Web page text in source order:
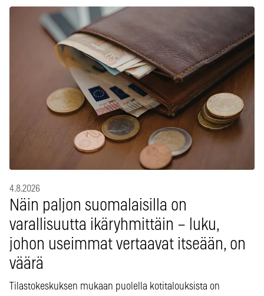
4.8.2026
Näin paljon suomalaisilla on
varallisuutta ikäryhmittäin – luku,
johon useimmat vertaavat itseään, on
väärä
Tilastokeskuksen mukaan puolella kotitalouksista on